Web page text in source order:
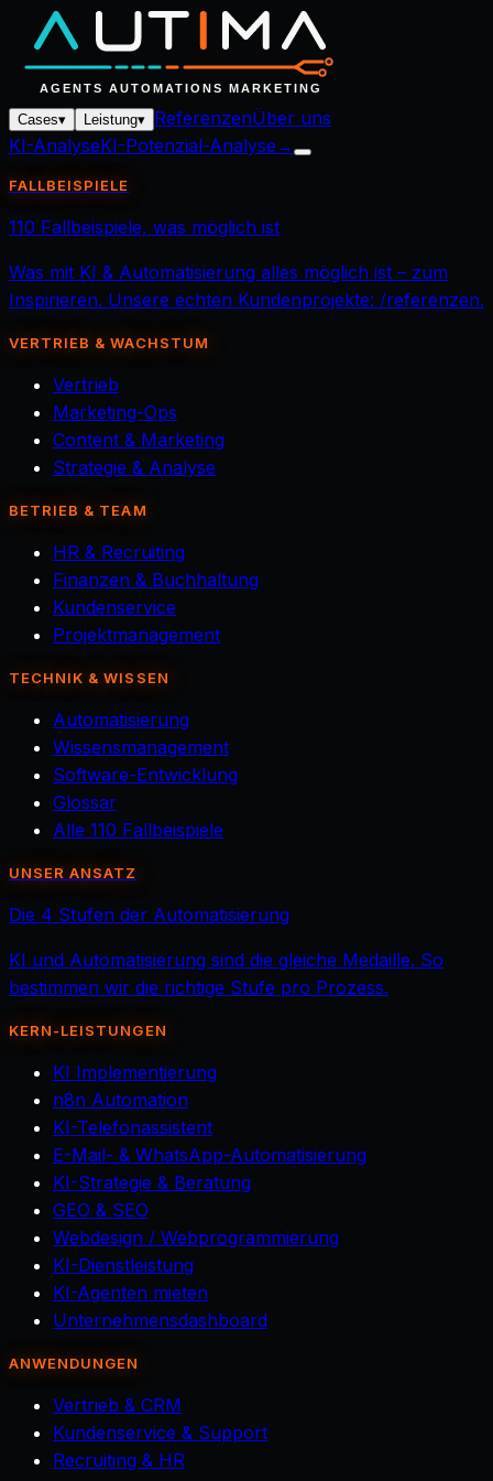
Cases▾ Leistung▾ ReferenzenÜber uns
KI-AnalyseKI-Potenzial-Analyse →
FALLBEISPIELE
110 Fallbeispiele, was möglich ist
Was mit KI & Automatisierung alles möglich ist – zum
Inspirieren. Unsere echten Kundenprojekte: /referenzen.
VERTRIEB & WACHSTUM
Vertrieb
Marketing-Ops
Content & Marketing
Strategie & Analyse
BETRIEB & TEAM
HR & Recruiting
Finanzen & Buchhaltung
Kundenservice
Projektmanagement
TECHNIK & WISSEN
Automatisierung
Wissensmanagement
Software-Entwicklung
Glossar
Alle 110 Fallbeispiele
UNSER ANSATZ
Die 4 Stufen der Automatisierung
KI und Automatisierung sind die gleiche Medaille. So
bestimmen wir die richtige Stufe pro Prozess.
KERN-LEISTUNGEN
KI Implementierung
n8n Automation
KI-Telefonassistent
E-Mail- & WhatsApp-Automatisierung
KI-Strategie & Beratung
GEO & SEO
Webdesign / Webprogrammierung
KI-Dienstleistung
KI-Agenten mieten
Unternehmensdashboard
ANWENDUNGEN
Vertrieb & CRM
Kundenservice & Support
Recruiting & HR